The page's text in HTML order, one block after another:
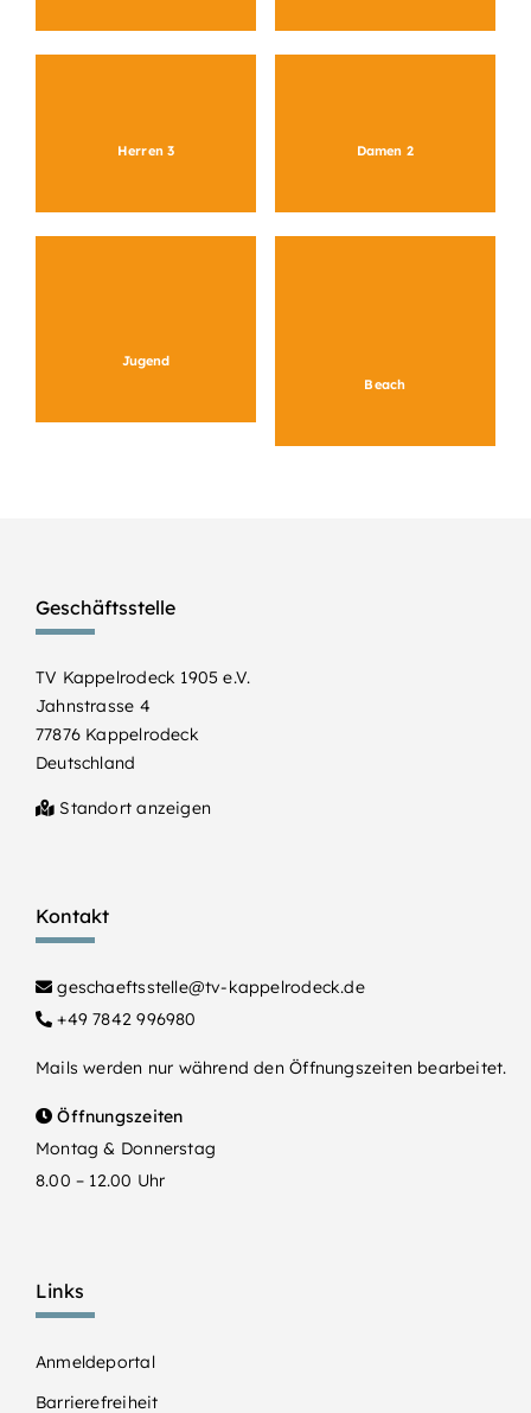
Herren 3 Damen 2
Jugend
Beach
Kontakt
geschaeftsstelle@tv-kappelrodeck.de
+49 7842 996980
Mails werden nur während den Öffnungszeiten bearbeitet.
Öffnungszeiten
Montag & Donnerstag
8.00 – 12.00 Uhr
Geschäftsstelle
TV Kappelrodeck 1905 e.V.
Jahnstrasse 4
77876 Kappelrodeck
Deutschland
Standort anzeigen
Links
Anmeldeportal
Barrierefreiheit